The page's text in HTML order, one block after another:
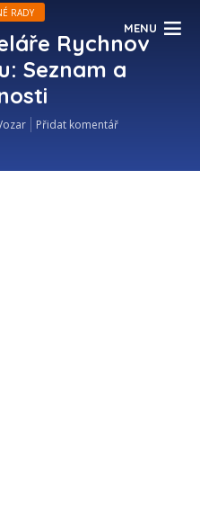
MENU
RADY
Rychnov
Seznam a
Přidat komentář